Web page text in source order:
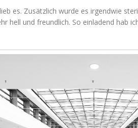
es. Zusätzlich wurde es irgendwie
hell und freundlich. So einladend hab